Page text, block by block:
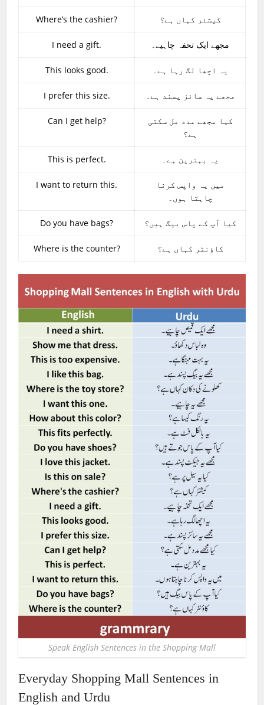
Where’s the cashier? کیشئر کہاں ہے؟
I need a gift. مجھے ایک تحفہ چاہیے۔
This looks good. یہ اچھا لگ رہا ہے۔
I prefer this size. مجھے یہ سائز پسند ہے۔
Can I get help?
کیا مجھے مدد مل سکتی
ہے؟
This is perfect. یہ بہترین ہے۔
I want to return this.
میں یہ واپس کرنا
چاہتا ہوں۔
Do you have bags? کیا آپ کے پاس بیگ ہیں؟
Where is the counter? کاؤنٹر کہاں ہے؟
Speak English Sentences in the Shopping Mall
Everyday Shopping Mall Sentences in
English and Urdu